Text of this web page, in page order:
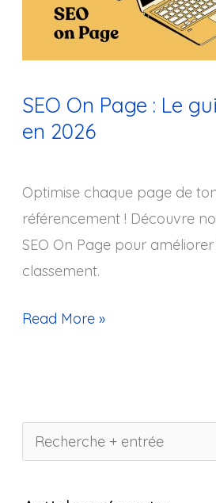
SEO On Page : Le
en 2026
Optimise chaque page de
référencement ! Découvre
SEO On Page pour
classement.
guide
2026
Read More »